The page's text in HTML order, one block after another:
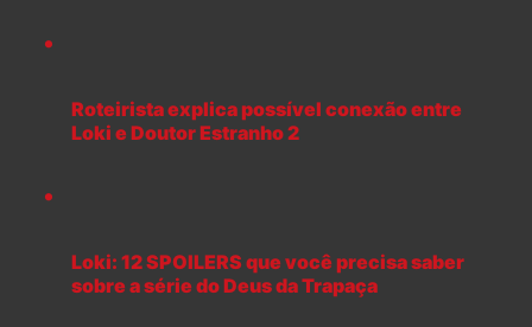
Roteirista explica possível conexão entre
Loki e Doutor Estranho 2
Loki: 12 SPOILERS que você precisa saber
sobre a série do Deus da Trapaça